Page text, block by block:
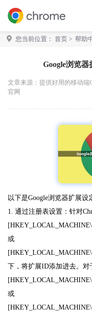
您当前位置： 首页 > 帮助
Google浏览
文章来源： 提供好用的移动端
官网
以下是Google浏览器扩展设
1. 通过注册表设置：针对
或
下，将扩展ID添加进去。对
或